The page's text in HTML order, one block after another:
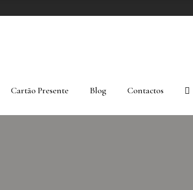
Cartão Presente Blog Contactos